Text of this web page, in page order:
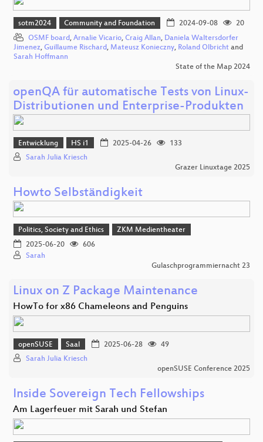
sotm2024 Community and Foundation 2024-09-08
20
OSMF board, Arnalie Vicario, Craig Allan, Daniela Waltersdorfer
Jimenez, Guillaume Rischard, Mateusz Konieczny, Roland Olbricht and
Sarah Hoffmann
State of the Map 2024
openQA für automatische Tests von Linux-
Distributionen und Enterprise-Produkten
Entwicklung HS i1 2025-04-26
133
Sarah Julia Kriesch
Grazer Linuxtage 2025
Howto Selbständigkeit
Politics, Society and Ethics
ZKM Medientheater
2025-06-20
606
Sarah
Gulaschprogrammiernacht 23
Linux on Z Package Maintenance
HowTo for x86 Chameleons and Penguins
openSUSE Saal 2025-06-28
49
Sarah Julia Kriesch
openSUSE Conference 2025
Inside Sovereign Tech Fellowships
Am Lagerfeuer mit Sarah und Stefan